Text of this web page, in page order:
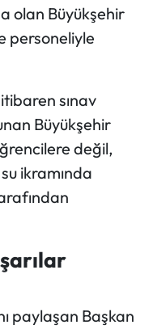
olan Büyükşehir
personeliyle
sınav
Büyükşehir
değil,
ikramında
paylaşan Başkan